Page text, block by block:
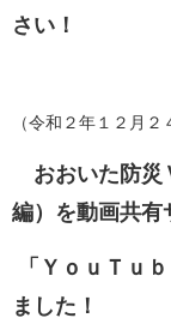
さい！
（令和２年１２月２
おおいた防災
編）を動画共有
「ＹｏｕＴｕ
ました！